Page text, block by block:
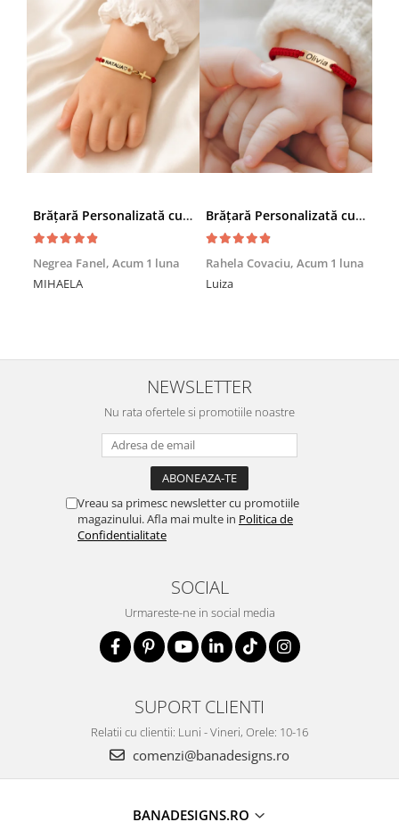
Brățară Personalizată cu Nume și Cruciuță – Inox Aur IP
Negrea Fanel, Acum 1 luna
MIHAELA
Brățară Personalizată cu Nume, Inox Auriu Waterproof, pentru copii
Rahela Covaciu, Acum 1 luna
Luiza
NEWSLETTER
Nu rata ofertele si promotiile noastre
Vreau sa primesc newsletter cu promotiile
magazinului. Afla mai multe in Politica de
Confidentialitate
SOCIAL
Urmareste-ne in social media
SUPORT CLIENTI
Relatii cu clientii: Luni - Vineri, Orele: 10-16
comenzi@banadesigns.ro
BANADESIGNS.RO